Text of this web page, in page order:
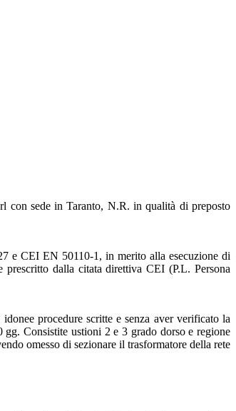
con sede in Taranto, N.R. in qualità di preposto
e CEI EN 50110-1, in merito alla esecuzione di
dalla citata direttiva CEI (P.L. Persona
procedure scritte e senza aver verificato la
Consistite ustioni 2 e 3 grado dorso e regione
omesso di sezionare il trasformatore della rete